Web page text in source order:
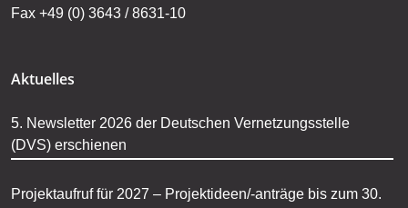
Fax +49 (0) 3643 / 8631-10
Aktuelles
5. Newsletter 2026 der Deutschen Vernetzungsstelle
(DVS) erschienen
Projektaufruf für 2027 – Projektideen/-anträge bis zum 30.